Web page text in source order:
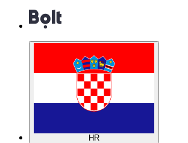
HR